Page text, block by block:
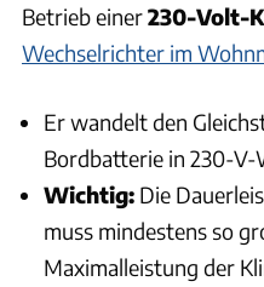
Betrieb einer230-Volt-
Wechselrichter im
Er wandelt den
Bordbatterie in 230-V-
Wichtig: Die
muss mindestens so
Maximalleistung der